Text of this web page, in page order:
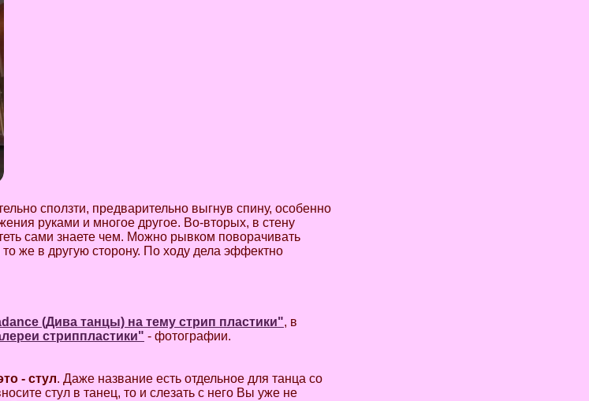
сползти, предварительно выгнув спину, особенно
руками и многое другое. Во-вторых, в стену
сами знаете чем. Можно рывком поворачивать
же в другую сторону. По ходу дела эффектно
(Дива танцы) на тему стрип пластики", в
стриппластики" - фотографии.
- стул. Даже название есть отдельное для танца со
стул в танец, то и слезать с него Вы уже не